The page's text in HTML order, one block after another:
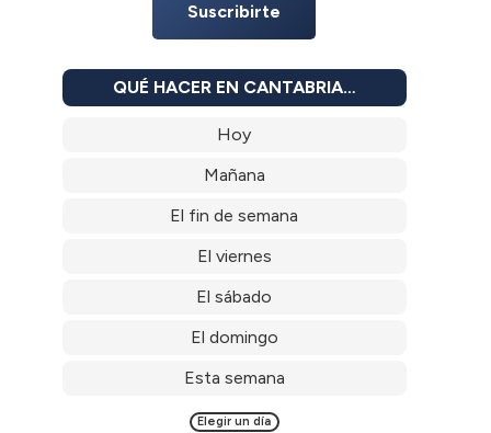
Suscribirte
QUÉ HACER EN CANTABRIA…
Hoy
Mañana
El fin de semana
El viernes
El sábado
El domingo
Esta semana
Elegir un día